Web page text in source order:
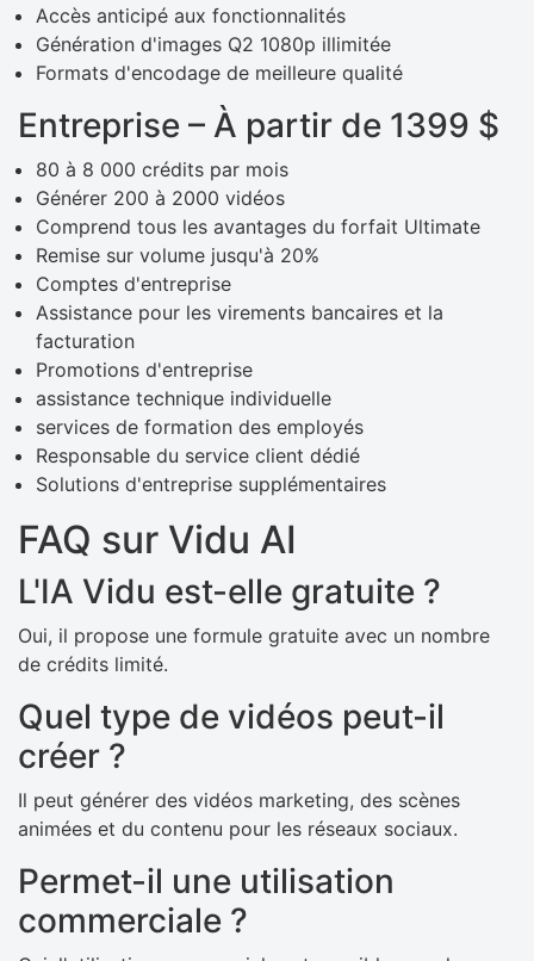
Accès anticipé aux fonctionnalités
Génération d'images Q2 1080p illimitée
Formats d'encodage de meilleure qualité
Entreprise – À partir de 1399 $
80 à 8 000 crédits par mois
Générer 200 à 2000 vidéos
Comprend tous les avantages du forfait Ultimate
Remise sur volume jusqu'à 20%
Comptes d'entreprise
Assistance pour les virements bancaires et la
facturation
Promotions d'entreprise
assistance technique individuelle
services de formation des employés
Responsable du service client dédié
Solutions d'entreprise supplémentaires
FAQ sur Vidu AI
L'IA Vidu est-elle gratuite ?
Oui, il propose une formule gratuite avec un nombre
de crédits limité.
Quel type de vidéos peut-il
créer ?
Il peut générer des vidéos marketing, des scènes
animées et du contenu pour les réseaux sociaux.
Permet-il une utilisation
commerciale ?